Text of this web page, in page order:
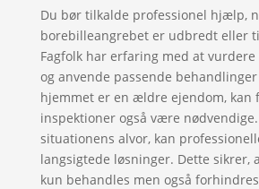
Du bør tilkalde professionel hjælp,
borebilleangrebet er udbredt eller
Fagfolk har erfaring med at
og anvende passende
hjemmet er en ældre ejendom, kan
inspektioner også være
situationens alvor, kan
langsigtede løsninger. Dette sikrer,
kun behandles men også